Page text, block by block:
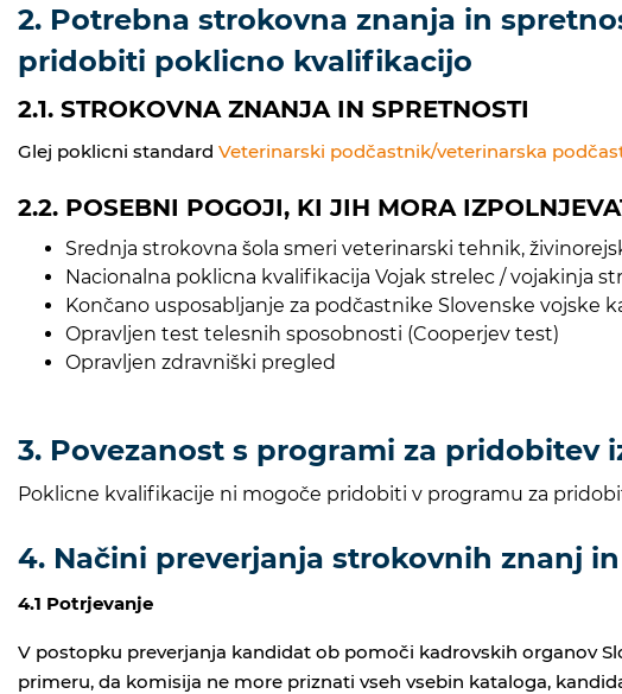
2. Potrebna strokovna znanja in
pridobiti poklicno kvalifikacijo
2.1. STROKOVNA ZNANJA IN SPRETNOSTI
Glej poklicni standard Veterinarski podčastnik/veterinarska
2.2. POSEBNI POGOJI, KI JIH MORA
Srednja strokovna šola smeri veterinarski tehnik,
Nacionalna poklicna kvalifikacija Vojak strelec / vojakinja
Končano usposabljanje za podčastnike Slovenske vojske
Opravljen test telesnih sposobnosti (Cooperjev test)
Opravljen zdravniški pregled
3. Povezanost s programi za pridobitev
Poklicne kvalifikacije ni mogoče pridobiti v programu za
4. Načini preverjanja strokovnih znanj
4.1 Potrjevanje
V postopku preverjanja kandidat ob pomoči kadrovskih organov
primeru, da komisija ne more priznati vseh vsebin kataloga,